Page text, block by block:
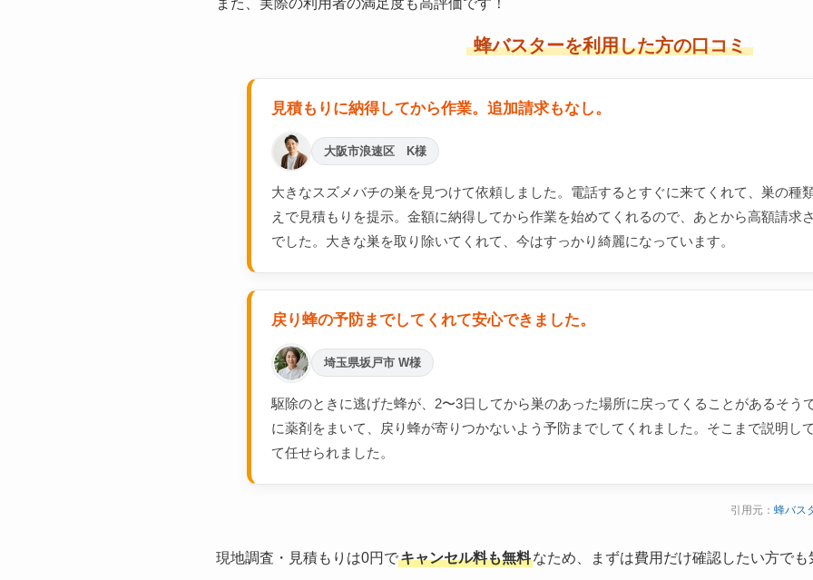
蜂バスターを利用した方の口コミ
見積もりに納得してから作業。追加請求もなし。
大阪市浪速区 K様
大きなスズメバチの巣を見つけて依頼しました。電話するとすぐに来てくれて、巣の種
えで見積もりを提示。金額に納得してから作業を始めてくれるので、あとから高額請求
でした。大きな巣を取り除いてくれて、今はすっかり綺麗になっています。
戻り蜂の予防までしてくれて安心できました。
埼玉県坂戸市 W様
駆除のときに逃げた蜂が、2〜3日してから巣のあった場所に戻ってくることがあるそう
に薬剤をまいて、戻り蜂が寄りつかないよう予防までしてくれました。そこまで説明し
て任せられました。
引用元： 蜂バス
現地調査・見積もりは0円でキャンセル料も無料なため、まずは費用だけ確認したい方で